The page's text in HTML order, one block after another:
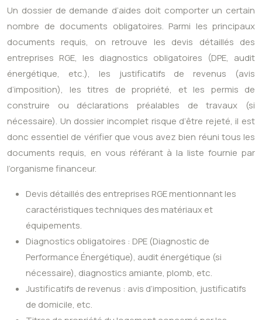
Un dossier de demande d’aides doit comporter un certain
nombre de documents obligatoires. Parmi les principaux
documents requis, on retrouve les devis détaillés des
entreprises RGE, les diagnostics obligatoires (DPE, audit
énergétique, etc.), les justificatifs de revenus (avis
d’imposition), les titres de propriété, et les permis de
construire ou déclarations préalables de travaux (si
nécessaire). Un dossier incomplet risque d’être rejeté, il est
donc essentiel de vérifier que vous avez bien réuni tous les
documents requis, en vous référant à la liste fournie par
l’organisme financeur.
Devis détaillés des entreprises RGE mentionnant les
caractéristiques techniques des matériaux et
équipements.
Diagnostics obligatoires : DPE (Diagnostic de
Performance Énergétique), audit énergétique (si
nécessaire), diagnostics amiante, plomb, etc.
Justificatifs de revenus : avis d’imposition, justificatifs
de domicile, etc.